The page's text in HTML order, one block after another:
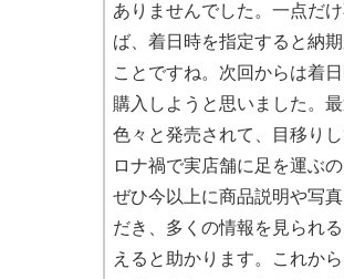
ありませんでした。一点だ
ば、着日時を指定すると納
ことですね。次回からは着
購入しようと思いました。
色々と発売されて、目移り
ロナ禍で実店舗に足を運ぶの
ぜひ今以上に商品説明や写
だき、多くの情報を見られ
えると助かります。これか